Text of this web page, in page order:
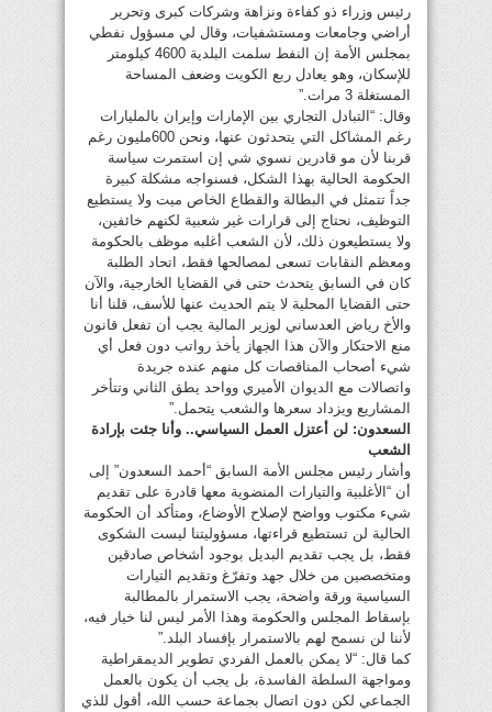
رئيس وزراء ذو كفاءة ونزاهة وشركات كبرى وتحرير
أراضي وجامعات ومستشفيات، وقال لي مسؤول نفطي
بمجلس الأمة إن النفط سلمت البلدية 4600 كيلومتر
للإسكان، وهو يعادل ربع الكويت وضعف المساحة
المستغلة 3 مرات.”
وقال: “التبادل التجاري بين الإمارات وإيران بالمليارات
رغم المشاكل التي يتحدثون عنها، ونحن 600مليون رغم
قربنا لأن مو قادرين نسوي شي إن استمرت سياسة
الحكومة الحالية بهذا الشكل، فسنواجه مشكلة كبيرة
جداً تتمثل في البطالة والقطاع الخاص ميت ولا يستطيع
التوظيف، نحتاج إلى قرارات غير شعبية لكنهم خائفين،
ولا يستطيعون ذلك، لأن الشعب أغلبه موظف بالحكومة
ومعظم النقابات تسعى لمصالحها فقط، اتحاد الطلبة
كان في السابق يتحدث حتى في القضايا الخارجية، والآن
حتى القضايا المحلية لا يتم الحديث عنها للأسف، قلنا أنا
والأخ رياض العدساني لوزير المالية يجب أن تفعل قانون
منع الاحتكار والآن هذا الجهاز يأخذ رواتب دون فعل أي
شيء أصحاب المناقصات كل منهم عنده جريدة
واتصالات مع الديوان الأميري وواحد يطق الثاني وتتأخر
المشاريع ويزداد سعرها والشعب يتحمل.”
السعدون: لن أعتزل العمل السياسي.. وأنا جئت بإرادة
الشعب
وأشار رئيس مجلس الأمة السابق “أحمد السعدون” إلى
أن “الأغلبية والتيارات المنضوية معها قادرة على تقديم
شيء مكتوب وواضح لإصلاح الأوضاع، ومتأكد أن الحكومة
الحالية لن تستطيع قراءتها، مسؤوليتنا ليست الشكوى
فقط، بل يجب تقديم البديل بوجود أشخاص صادقين
ومتخصصين من خلال جهد وتفرّغ وتقديم التيارات
السياسية ورقة واضحة، يجب الاستمرار بالمطالبة
بإسقاط المجلس والحكومة وهذا الأمر ليس لنا خيار فيه،
لأننا لن نسمح لهم بالاستمرار بإفساد البلد.”
كما قال: “لا يمكن بالعمل الفردي تطوير الديمقراطية
ومواجهة السلطة الفاسدة، بل يجب أن يكون بالعمل
الجماعي لكن دون اتصال بجماعة حسب الله، أقول للذي